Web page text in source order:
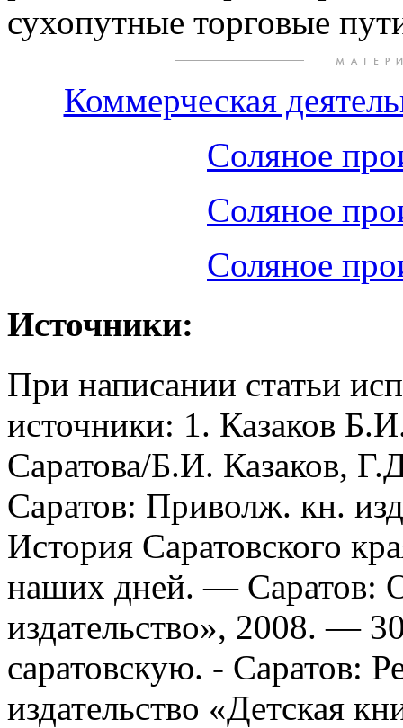
сухопутные торговые
Коммерческая
Соляное
Соляное
Соляное
Источники:
При написании статьи
источники: 1. Казаков
Саратова/Б.И. Казаков,
Саратов: Приволж. кн.
История Саратовского
наших дней. — Саратов:
издательство», 2008. —
саратовскую. - Саратов:
издательство «Детская